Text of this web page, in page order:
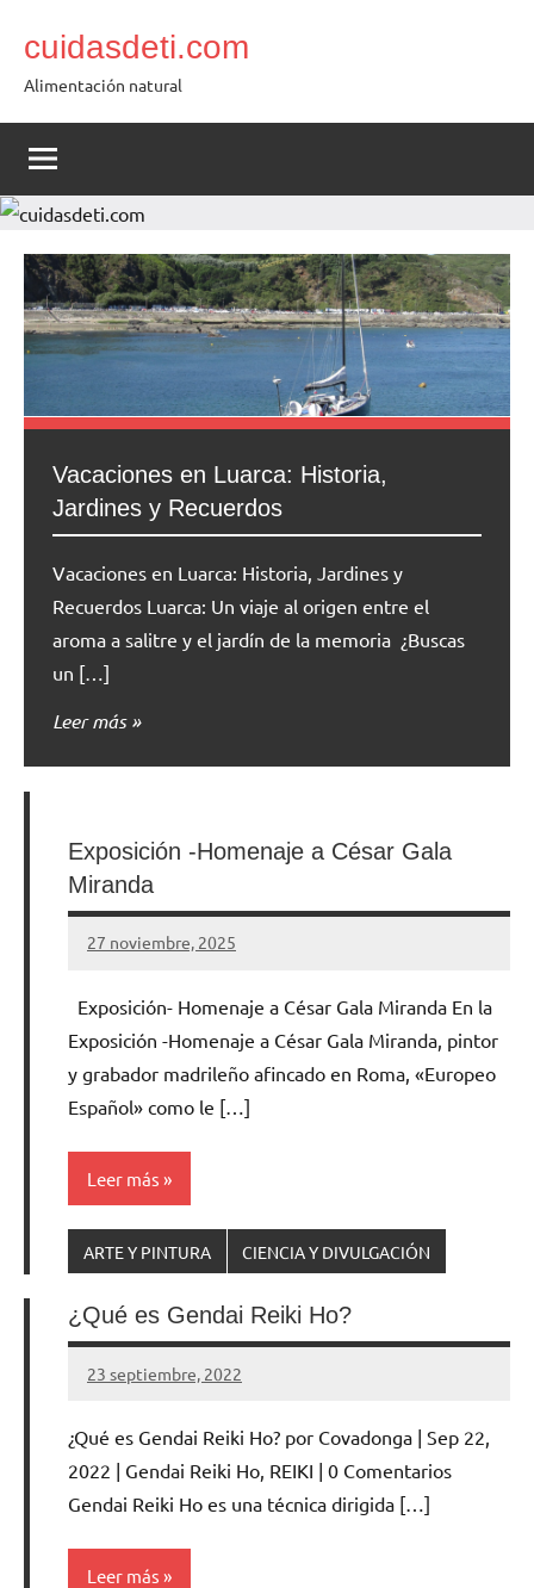
contenido
cuidasdeti.com
Alimentación natural
Vacaciones en Luarca: Historia,
Jardines y Recuerdos
Vacaciones en Luarca: Historia, Jardines y
Recuerdos Luarca: Un viaje al origen entre el
aroma a salitre y el jardín de la memoria ¿Buscas
un […]
Leer más
Exposición -Homenaje a César Gala
Miranda
27 noviembre, 2025
Cuidasdeti
3
Exposición- Homenaje a César Gala Miranda En la
Exposición -Homenaje a César Gala Miranda, pintor
y grabador madrileño afincado en Roma, «Europeo
Español» como le […]
Leer más
ARTE Y PINTURA CIENCIA Y DIVULGACIÓN
¿Qué es Gendai Reiki Ho?
23 septiembre, 2022
Cuidasdeti
No
comentarios
¿Qué es Gendai Reiki Ho? por Covadonga | Sep 22,
2022 | Gendai Reiki Ho, REIKI | 0 Comentarios
Gendai Reiki Ho es una técnica dirigida […]
Leer más